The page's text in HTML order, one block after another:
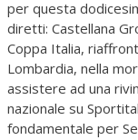
per questa
diretti: Castellana
Coppa Italia,
Lombardia, nella
assistere ad una
nazionale su
fondamentale per